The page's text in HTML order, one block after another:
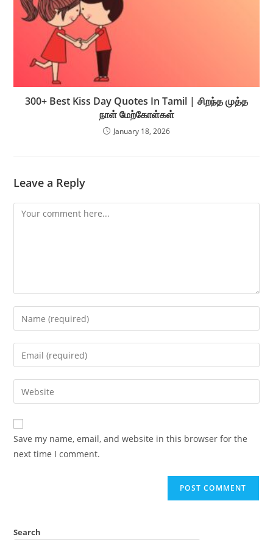
300+ Best Kiss Day Quotes In Tamil | சிறந்த முத்த
நாள் மேற்கோள்கள்
January 18, 2026
Leave a Reply
Comment
Enter
your
name
comment
Enter
your
email
address
comment
Enter
your
website
URL
(optional)
Save my name, email, and website in this browser for the
next time I comment.
Search